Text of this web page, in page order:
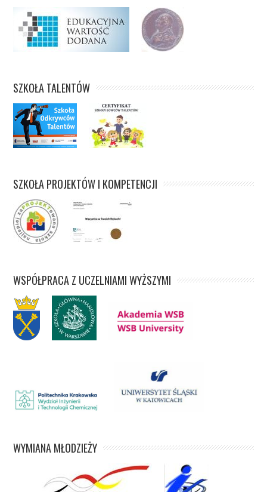
SZKOŁA TALENTÓW
SZKOŁA PROJEKTÓW I KOMPETENCJI
WSPÓŁPRACA Z UCZELNIAMI WYŻSZYMI
WYMIANA MŁODZIEŻY